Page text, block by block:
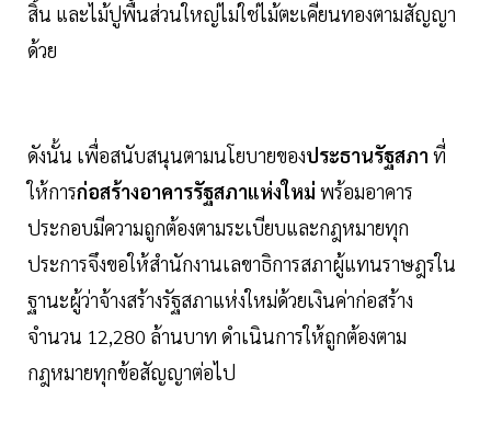
สิ้น และไม้ปูพื้นส่วนใหญ่ไม่ใช่ไม้ตะเคียนทองตามสัญญา
ด้วย
ดังนั้น เพื่อสนับสนุนตามนโยบายของประธานรัฐสภา ที่
ให้การก่อสร้างอาคารรัฐสภาแห่งใหม่ พร้อมอาคาร
ประกอบมีความถูกต้องตามระเบียบและกฎหมายทุก
ประการจึงขอให้สำนักงานเลขาธิการสภาผู้แทนราษฎรใน
ฐานะผู้ว่าจ้างสร้างรัฐสภาแห่งใหม่ด้วยเงินค่าก่อสร้าง
จำนวน 12,280 ล้านบาท ดำเนินการให้ถูกต้องตาม
กฎหมายทุกข้อสัญญาต่อไป